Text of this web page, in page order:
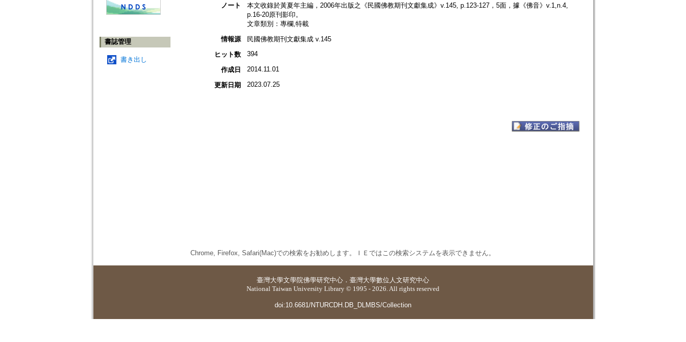
書誌管理
書き出し
ノート
本文收錄於黃夏年主編，2006年出版之《民國佛教期刊文獻集成》v.145, p.123-127，5面，據《佛音》v.1,n.4,
p.16-20原刊影印。
文章類別：專欄,特載
情報源
民國佛教期刊文獻集成 v.145
ヒット数
394
作成日 2014.11.01
更新日期 2023.07.25
Chrome, Firefox, Safari(Mac)での検索をお勧めします。ＩＥではこの検索システムを表示できません。
臺灣大學文學院佛學研究中心 ． 臺灣大學數位人文研究中心
National Taiwan University Library © 1995 - 2026. All rights reserved
doi:10.6681/NTURCDH.DB_DLMBS/Collection